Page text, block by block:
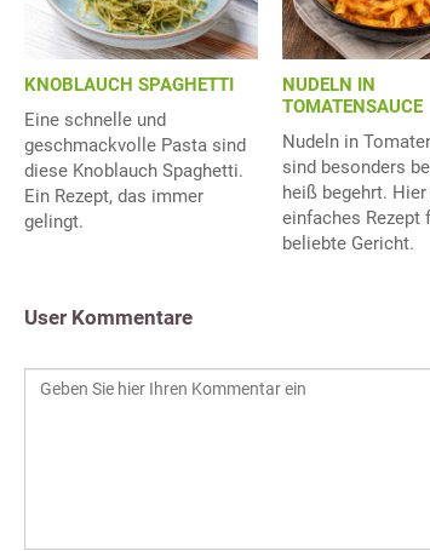
KNOBLAUCH SPAGHETTI
Eine schnelle und
geschmackvolle Pasta sind
diese Knoblauch Spaghetti.
Ein Rezept, das immer
gelingt.
NUDELN IN
TOMATENSAUCE
Nudeln in
sind besonders
heiß begehrt.
einfaches Rezept
beliebte Gericht.
User Kommentare